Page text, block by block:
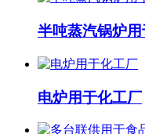
半吨蒸汽锅炉
电炉用于化工厂